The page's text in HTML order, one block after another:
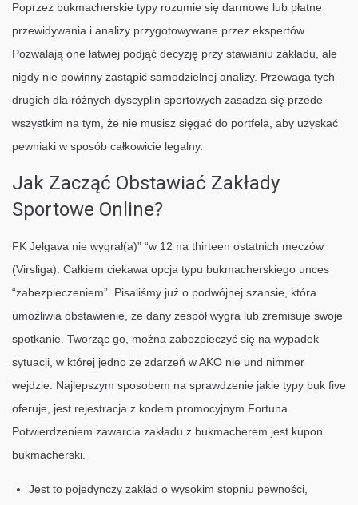
Poprzez bukmacherskie typy rozumie się darmowe lub płatne
przewidywania i analizy przygotowywane przez ekspertów.
Pozwalają one łatwiej podjąć decyzję przy stawianiu zakładu, ale
nigdy nie powinny zastąpić samodzielnej analizy. Przewaga tych
drugich dla różnych dyscyplin sportowych zasadza się przede
wszystkim na tym, że nie musisz sięgać do portfela, aby uzyskać
pewniaki w sposób całkowicie legalny.
Jak Zacząć Obstawiać Zakłady
Sportowe Online?
FK Jelgava nie wygrał(a)” “w 12 na thirteen ostatnich meczów
(Virsliga). Całkiem ciekawa opcja typu bukmacherskiego unces
“zabezpieczeniem”. Pisaliśmy już o podwójnej szansie, która
umożliwia obstawienie, że dany zespół wygra lub zremisuje swoje
spotkanie. Tworząc go, można zabezpieczyć się na wypadek
sytuacji, w której jedno ze zdarzeń w AKO nie und nimmer
wejdzie. Najlepszym sposobem na sprawdzenie jakie typy buk five
oferuje, jest rejestracja z kodem promocyjnym Fortuna.
Potwierdzeniem zawarcia zakładu z bukmacherem jest kupon
bukmacherski.
Jest to pojedynczy zakład o wysokim stopniu pewności,